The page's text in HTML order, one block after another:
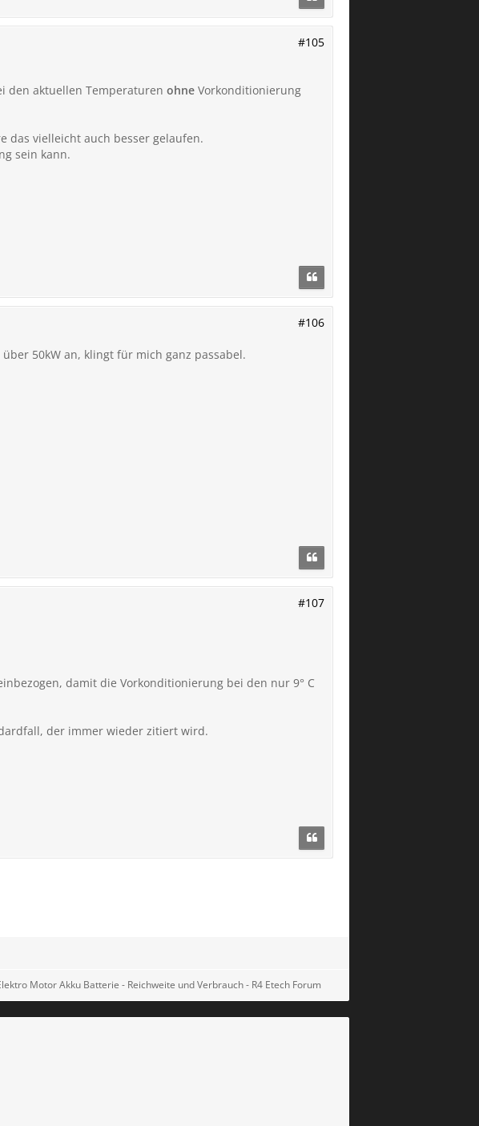
#105
den aktuellen Temperaturen ohne Vorkonditionierung
das vielleicht auch besser gelaufen.
sein kann.
#106
50kW an, klingt für mich ganz passabel.
#107
damit die Vorkonditionierung bei den nur 9° C
der immer wieder zitiert wird.
Motor Akku Batterie - Reichweite und Verbrauch - R4 Etech Forum